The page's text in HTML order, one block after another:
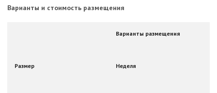
Варианты и стоимость размещения
Варианты размещения
Размер Неделя